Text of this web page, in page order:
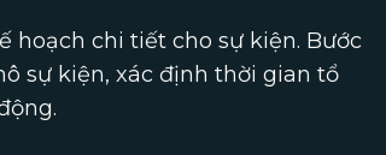
hoạch chi tiết cho sự kiện. Bước
sự kiện, xác định thời gian tổ